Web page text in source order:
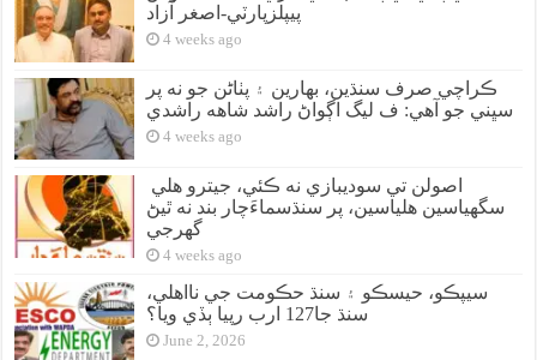
پيپلزپارٽي-اصغر آزاد
4 weeks ago
ڪراچي صرف سنڌين، بهارين ۽ پٺاڻن جو نه پر
سڀني جو آهي: ف ليگ اڳواڻ راشد شاهه راشدي
4 weeks ago
سگهياسين هلياسين، پر سنڌسماءَچار بند نه ٿيڻ
گهرجي
4 weeks ago
سيپڪو، حيسڪو ۽ سنڌ حڪومت جي نااهلي،
سنڌ جا127 ارب رپيا ٻڏي ويا؟
June 2, 2026